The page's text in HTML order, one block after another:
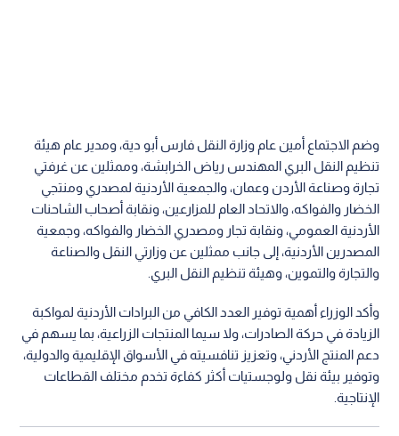
وضم الاجتماع أمين عام وزارة النقل فارس أبو دية، ومدير عام هيئة
تنظيم النقل البري المهندس رياض الخرابشة، وممثلين عن غرفتي
تجارة وصناعة الأردن وعمان، والجمعية الأردنية لمصدري ومنتجي
الخضار والفواكه، والاتحاد العام للمزارعين، ونقابة أصحاب الشاحنات
الأردنية العمومي، ونقابة تجار ومصدري الخضار والفواكه، وجمعية
المصدرين الأردنية، إلى جانب ممثلين عن وزارتي النقل والصناعة
والتجارة والتموين، وهيئة تنظيم النقل البري.
وأكد الوزراء أهمية توفير العدد الكافي من البرادات الأردنية لمواكبة
الزيادة في حركة الصادرات، ولا سيما المنتجات الزراعية، بما يسهم في
دعم المنتج الأردني، وتعزيز تنافسيته في الأسواق الإقليمية والدولية،
وتوفير بيئة نقل ولوجستيات أكثر كفاءة تخدم مختلف القطاعات
الإنتاجية.